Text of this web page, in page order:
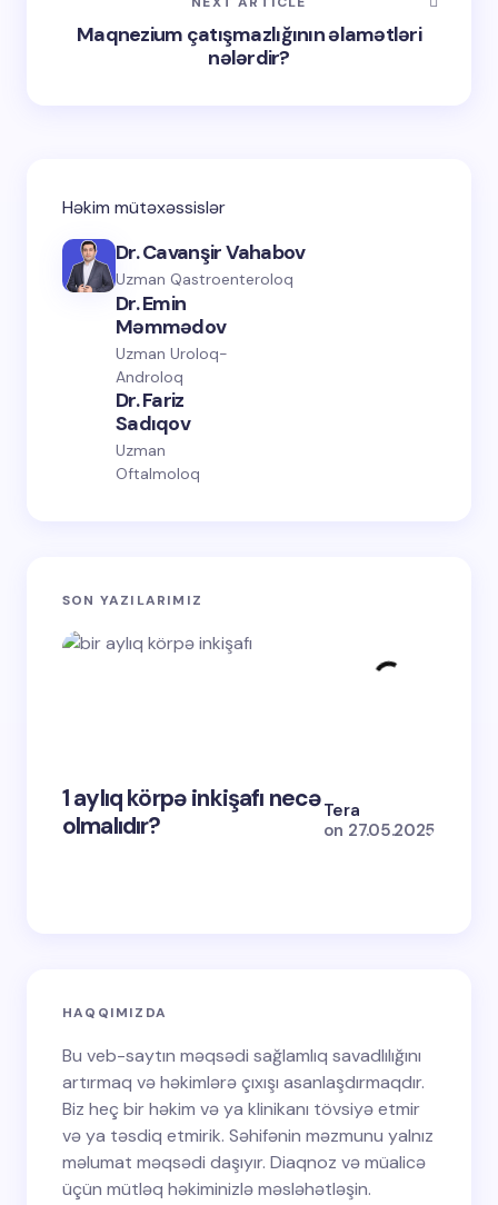
Maqnezium çatışmazlığının əlamətləri
nələrdir?
Həkim mütəxəssislər
Dr. Cavanşir Vahabov
Uzman Qastroenteroloq
Dr. Emin
Məmmədov
Uzman Uroloq-
Androloq
Dr. Fariz
Sadıqov
Uzman
Oftalmoloq
SON YAZILARIMIZ
1 aylıq körpə inkişafı necə
olmalıdır?
Tera
on 27.05.2025
HAQQIMIZDA
Bu veb-saytın məqsədi sağlamlıq savadlılığını
artırmaq və həkimlərə çıxışı asanlaşdırmaqdır.
Biz heç bir həkim və ya klinikanı tövsiyə etmir
və ya təsdiq etmirik. Səhifənin məzmunu yalnız
məlumat məqsədi daşıyır. Diaqnoz və müalicə
üçün mütləq həkiminizlə məsləhətləşin.